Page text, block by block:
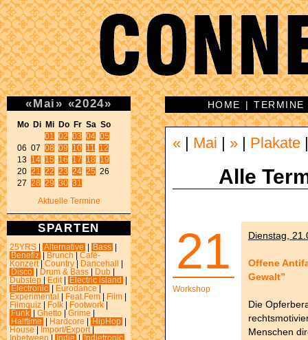
«Mai » «2024»
Mo Di Mi Do Fr Sa So
01
02 03 04 05
06 07 08 09 10 11
12
13 14 15 16 17 18
19
20 21 22 23 24 25 26
27 28 29 30 31
Aktuelle Termine
SPARTEN
25YRS Alternative Bass
Benefiz
Brunch
Café-
Konzert
Country Dancehall
Disco
Drum & Bass Dub
Dubstep
Edit Electric island
Electronic
Eurodance
Experimental
Feat.Fem Film
Filmquiz
Folk Footwork
Funk
Ghetto Grime
Halftime
Hardcore HipHop
House
Import/Export
Inbetween
Indie
Indietronic
HOME |TERMINE
« Mai » Plakate
Alle
21
Workshop
Dienstag,
Offene
Gewalt”
Die
Menschen